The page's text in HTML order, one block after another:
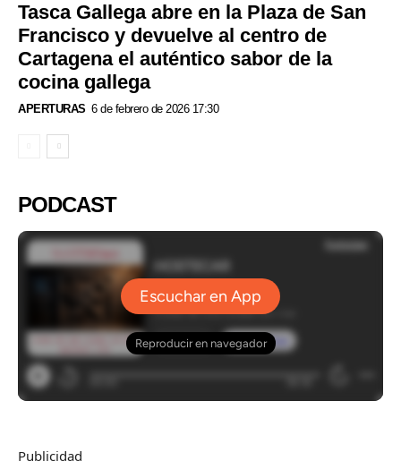
Tasca Gallega abre en la Plaza de San
Francisco y devuelve al centro de
Cartagena el auténtico sabor de la
cocina gallega
APERTURAS 6 de febrero de 2026 17:30
PODCAST
Publicidad